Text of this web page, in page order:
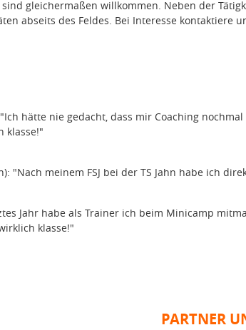
sind gleichermaßen willkommen. Neben der
abseits des Feldes. Bei Interesse kontaktiere
"Ich hätte nie gedacht, dass mir Coaching
klasse!"
"Nach meinem FSJ bei der TS Jahn habe ich
Jahr habe als Trainer ich beim Minicamp
klasse!"
PARTNER